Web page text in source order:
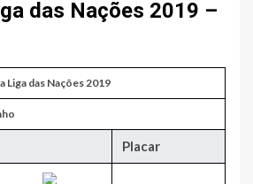
das Nações 2019 –
Liga das Nações 2019
Placar